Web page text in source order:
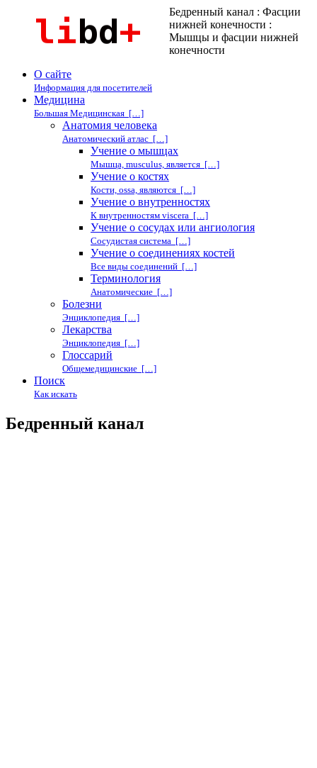
Бедренный канал : Фасции
нижней конечности :
Мышцы и фасции нижней
конечности
О сайте
Информация для посетителей
Медицина
Большая Медицинская […]
Анатомия человека
Анатомический атлас […]
Учение о мышцах
Мышца, musculus, является […]
Учение о костях
Кости, ossa, являются […]
Учение о внутренностях
К внутренностям viscera […]
Учение о сосудах или ангиология
Сосудистая система […]
Учение о соединениях костей
Все виды соединений […]
Терминология
Анатомические […]
Болезни
Энциклопедия […]
Лекарства
Энциклопедия […]
Глоссарий
Общемедицинские […]
Поиск
Как искать
Бедренный канал